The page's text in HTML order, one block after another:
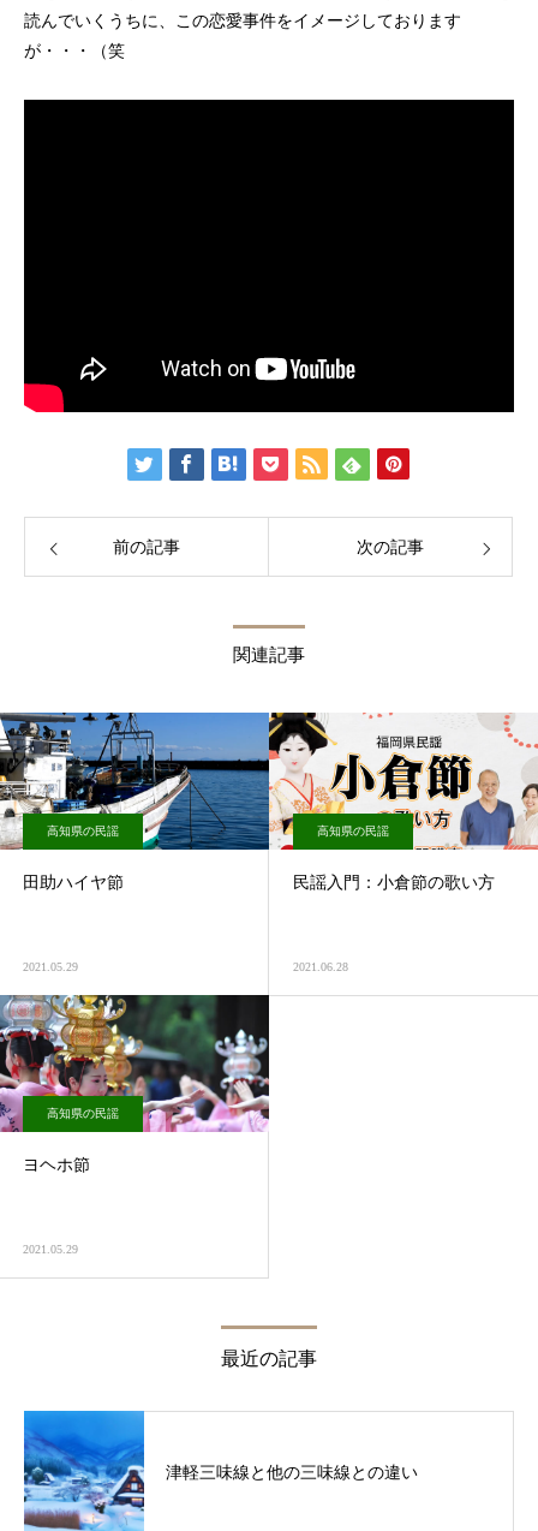
読んでいくうちに、この恋愛事件をイメージしております
が・・・（笑
前の記事 次の記事
関連記事
高知県の民謡
田助ハイヤ節
2021.05.29
高知県の民謡
民謡入門：小倉節の歌い方
2021.06.28
高知県の民謡
ヨヘホ節
2021.05.29
最近の記事
津軽三味線と他の三味線との違い